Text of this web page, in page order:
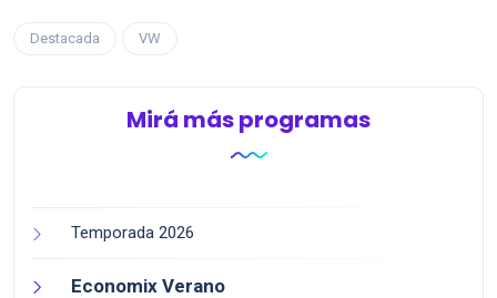
Destacada VW
Mirá más programas
Temporada 2026
Economix Verano